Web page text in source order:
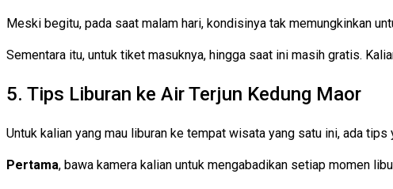
Meski begitu, pada saat malam hari, kondisinya tak memungkinkan
Sementara itu, untuk tiket masuknya, hingga saat ini masih gratis.
5. Tips Liburan ke Air Terjun Kedung Maor
Untuk kalian yang mau liburan ke tempat wisata yang satu ini, ada tips
Pertama, bawa kamera kalian untuk mengabadikan setiap momen